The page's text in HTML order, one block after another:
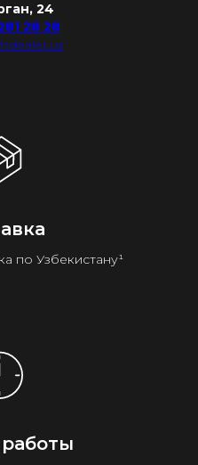
24
28 28
по Узбекистану¹